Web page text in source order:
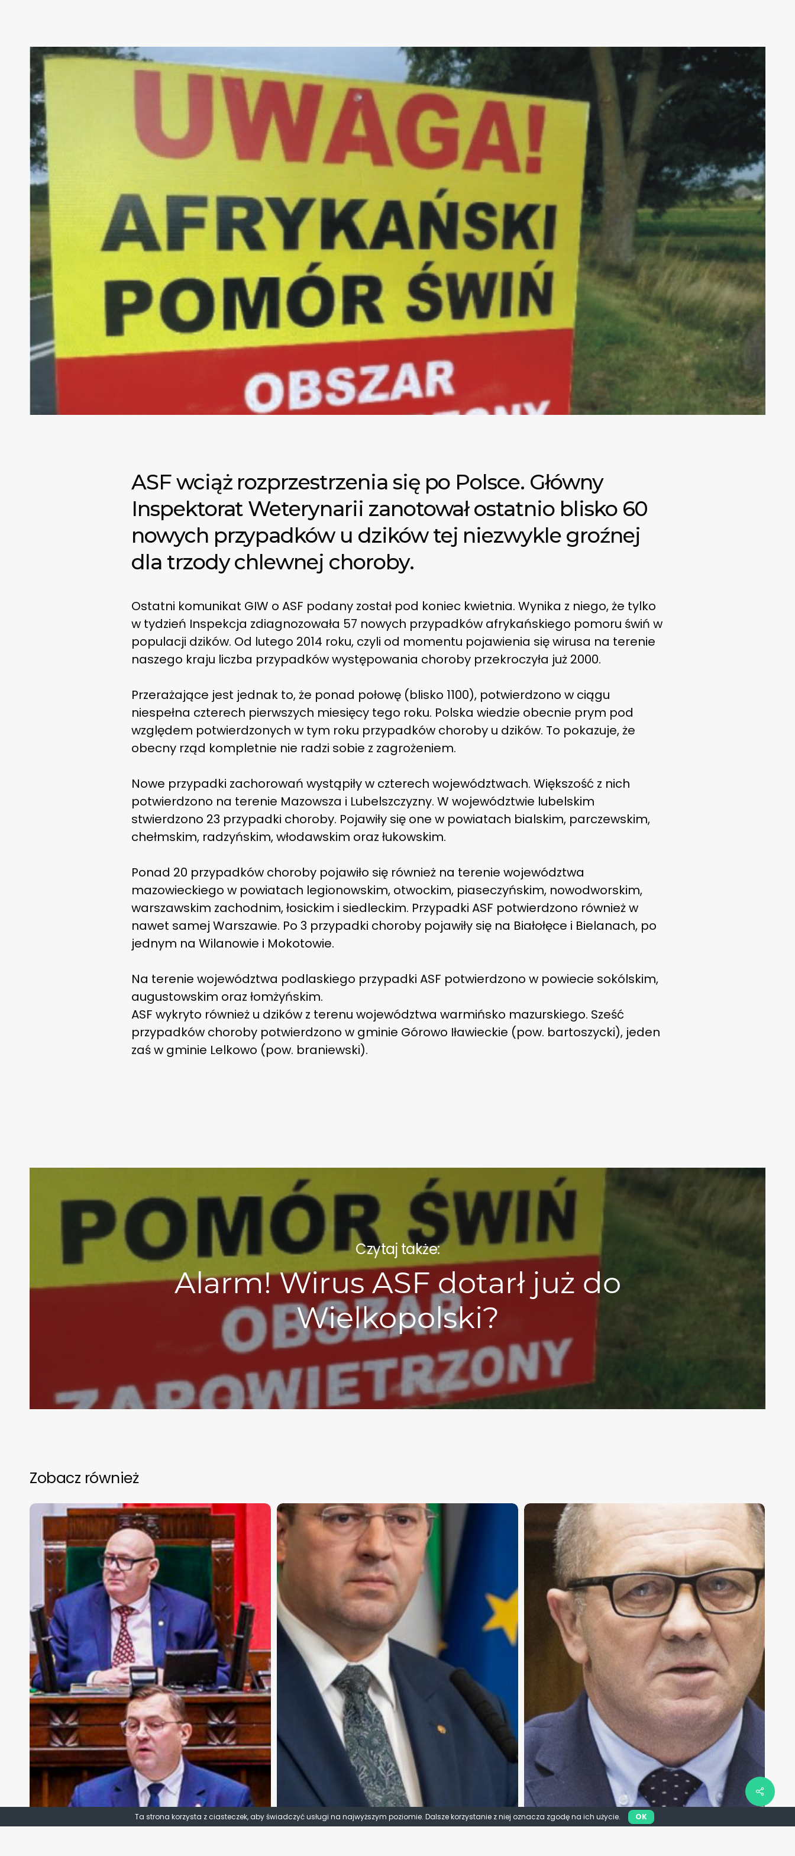
ASF wciąż rozprzestrzenia się po Polsce. Główny
Inspektorat Weterynarii zanotował ostatnio blisko 60
nowych przypadków u dzików tej niezwykle groźnej
dla trzody chlewnej choroby.
Ostatni komunikat GIW o ASF podany został pod koniec kwietnia. Wynika z niego, że tylko
w tydzień Inspekcja zdiagnozowała 57 nowych przypadków afrykańskiego pomoru świń w
populacji dzików. Od lutego 2014 roku, czyli od momentu pojawienia się wirusa na terenie
naszego kraju liczba przypadków występowania choroby przekroczyła już 2000.
Przerażające jest jednak to, że ponad połowę (blisko 1100), potwierdzono w ciągu
niespełna czterech pierwszych miesięcy tego roku. Polska wiedzie obecnie prym pod
względem potwierdzonych w tym roku przypadków choroby u dzików. To pokazuje, że
obecny rząd kompletnie nie radzi sobie z zagrożeniem.
Nowe przypadki zachorowań wystąpiły w czterech województwach. Większość z nich
potwierdzono na terenie Mazowsza i Lubelszczyzny. W województwie lubelskim
stwierdzono 23 przypadki choroby. Pojawiły się one w powiatach bialskim, parczewskim,
chełmskim, radzyńskim, włodawskim oraz łukowskim.
Ponad 20 przypadków choroby pojawiło się również na terenie województwa
mazowieckiego w powiatach legionowskim, otwockim, piaseczyńskim, nowodworskim,
warszawskim zachodnim, łosickim i siedleckim. Przypadki ASF potwierdzono również w
nawet samej Warszawie. Po 3 przypadki choroby pojawiły się na Białołęce i Bielanach, po
jednym na Wilanowie i Mokotowie.
Na terenie województwa podlaskiego przypadki ASF potwierdzono w powiecie sokólskim,
augustowskim oraz łomżyńskim.
ASF wykryto również u dzików z terenu województwa warmińsko mazurskiego. Sześć
przypadków choroby potwierdzono w gminie Górowo Iławieckie (pow. bartoszycki), jeden
zaś w gminie Lelkowo (pow. braniewski).
Czytaj także:
Alarm! Wirus ASF dotarł już do
Wielkopolski?
Zobacz również
Ta strona korzysta z ciasteczek, aby świadczyć usługi na najwyższym poziomie. Dalsze korzystanie z niej oznacza zgodę na ich użycie. OK